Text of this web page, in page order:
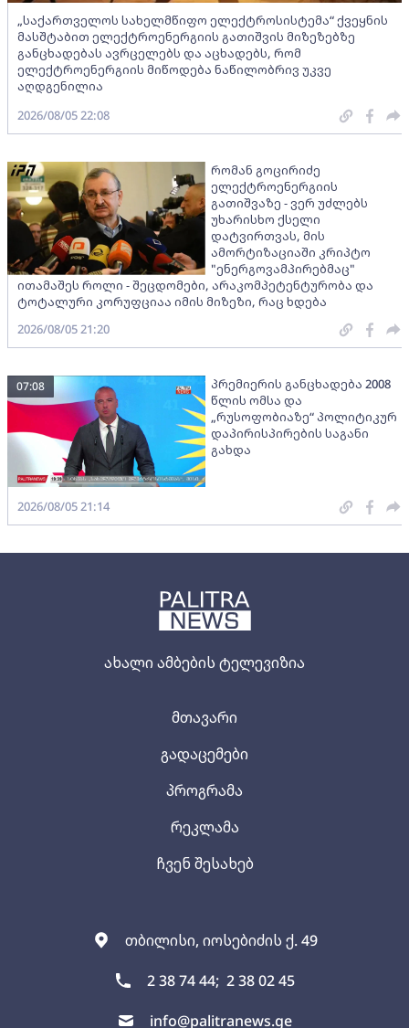
ახალი ამბების ტელევიზია
თბილისი, იოსებიძის ქ. 49
2 38 74 44; 2 38 02 45
info@palitranews.ge
მთავარი
გადაცემები
პროგრამა
რეკლამა
ჩვენ შესახებ
„საქართველოს სახელმწიფო ელექტროსისტემა“ ქვეყნის
მასშტაბით ელექტროენერგიის გათიშვის მიზეზებზე
განცხადებას ავრცელებს და აცხადებს, რომ
ელექტროენერგიის მიწოდება ნაწილობრივ უკვე
აღდგენილია
2026/08/05 22:08
რომან გოცირიძე
ელექტროენერგიის
გათიშვაზე - ვერ უძლებს
უხარისხო ქსელი
დატვირთვას, მის
ამორტიზაციაში კრიპტო
"ენერგოვამპირებმაც"
ითამაშეს როლი - შეცდომები, არაკომპეტენტურობა და
ტოტალური კორუფციაა იმის მიზეზი, რაც ხდება
2026/08/05 21:20
პრემიერის განცხადება 2008
წლის ომსა და
„რუსოფობიაზე“ პოლიტიკურ
დაპირისპირების საგანი
გახდა
07:08
2026/08/05 21:14